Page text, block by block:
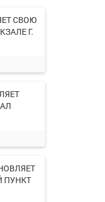
СВОЮ
Г.
ПУНКТ